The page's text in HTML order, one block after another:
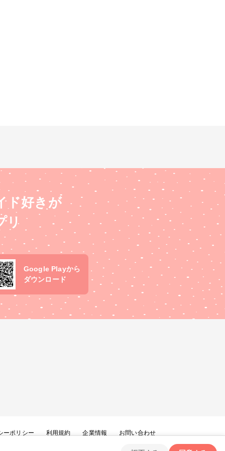
ド好きが
リ
Google Playから
ダウンロード
ーポリシー 利用規約 企業情報 お問い合わせ